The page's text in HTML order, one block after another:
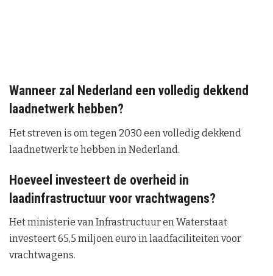
Wanneer zal Nederland een volledig dekkend
laadnetwerk hebben?
Het streven is om tegen 2030 een volledig dekkend
laadnetwerk te hebben in Nederland.
Hoeveel investeert de overheid in
laadinfrastructuur voor vrachtwagens?
Het ministerie van Infrastructuur en Waterstaat
investeert 65,5 miljoen euro in laadfaciliteiten voor
vrachtwagens.